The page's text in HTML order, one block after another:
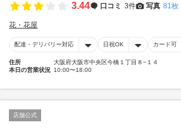
3.44 口コミ 3件 写真 81枚
花・花屋
配達・デリバリー対応 日祝OK カード可
住所
大阪府大阪市中央区今橋１丁目８−１４
本日の営業状況 10:00〜18:00
店舗公式